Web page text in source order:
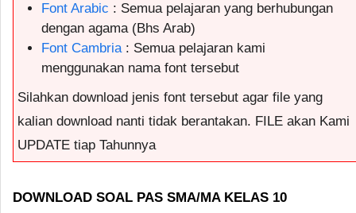
Font Arabic : Semua pelajaran yang berhubungan
dengan agama (Bhs Arab)
Font Cambria: Semua pelajaran kami
menggunakan nama font tersebut
Silahkan download jenis font tersebut agar file yang
kalian download nanti tidak berantakan. FILE akan Kami
UPDATE tiap Tahunnya
DOWNLOAD SOAL PAS SMA/MA KELAS 10